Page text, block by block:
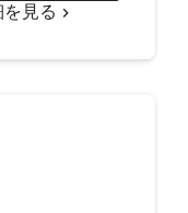
見る